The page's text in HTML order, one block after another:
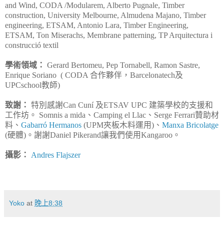
and Wind, CODA /Modularem, Alberto Pugnale, Timber
construction, University Melbourne, Almudena Majano, Timber
engineering, ETSAM, Antonio Lara, Timber Engineering,
ETSAM, Ton Miserachs, Membrane patterning, TP Arquitectura i
construcció textil
學術領域： Gerard Bertomeu, Pep Tornabell, Ramon Sastre,
Enrique Soriano ( CODA 合作夥伴，Barcelonatech及
UPCschool教師)
致謝： 特別感謝Can Cuní 及ETSAV UPC 建築學校的支援和
工作坊。 Somnis a mida、Camping el Llac、Serge Ferrari贊助材
料、 Gabarró Hermanos (UPM夾板木料運用)、 Manxa Bricolatge
(硬體)。謝謝Daniel Pikerand讓我們使用Kangaroo。
攝影： Andres Flajszer
Yoko at 晚上8:38